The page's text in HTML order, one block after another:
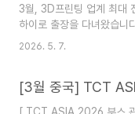
3월, 3D프린팅 업계 최대
하이로 출장을 다녀왔습니
숙소도 전시장인 NECC에
편에 모두 정리했습니다.
차오 공항 루트를 고려하
2026. 5. 7.